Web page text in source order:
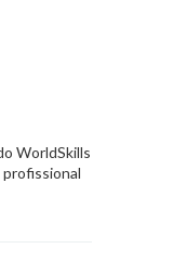
WorldSkills